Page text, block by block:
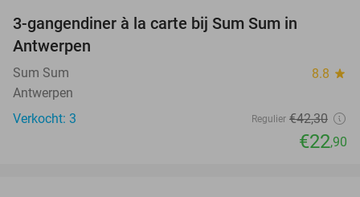
NEW
TODAY
3-gangendiner à la carte bij Sum Sum in
Antwerpen
Sum Sum 8.8 star
Antwerpen
Verkocht: 3
Regulier €42,30
€22,90